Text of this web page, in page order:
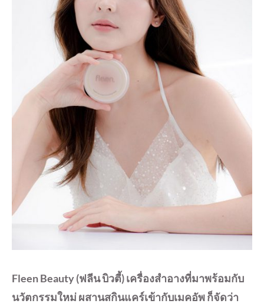
Fleen Beauty (ฟลีน บิวตี้) เครื่องสำอางที่มาพร้อมกับ
นวัตกรรมใหม่ ผสานสกินแคร์เข้ากับเมคอัพ ก็จัดว่า